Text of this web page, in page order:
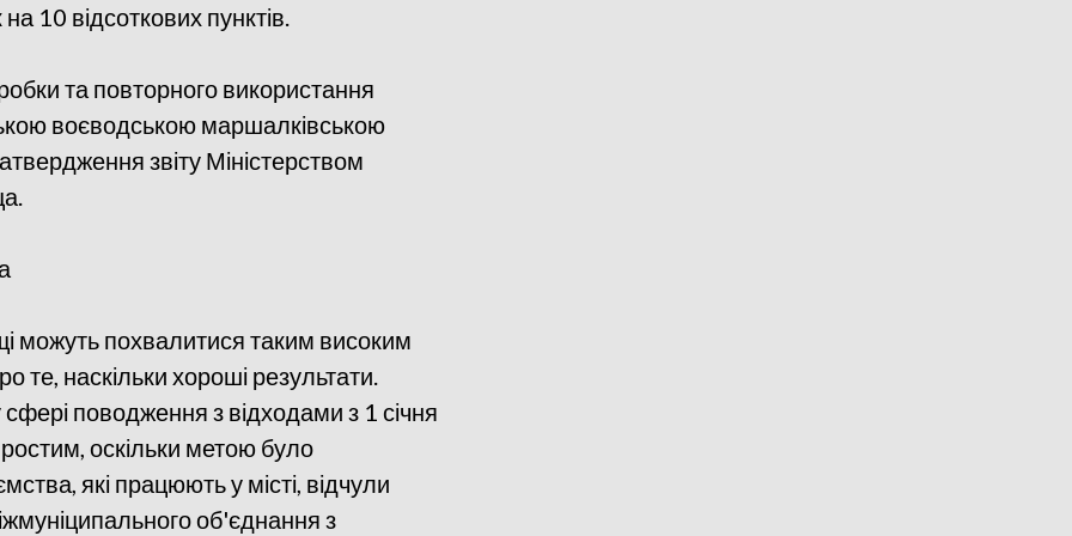
10 відсоткових пунктів.
та повторного використання
воєводською маршалківською
звіту Міністерством
можуть похвалитися таким високим
те, наскільки хороші результати.
поводження з відходами з 1 січня
оскільки метою було
які працюють у місті, відчули
об'єднання з